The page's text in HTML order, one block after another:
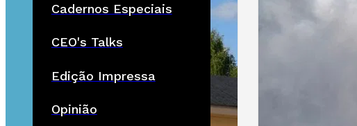
Cadernos Especiais
CEO's Talks
Edição Impressa
Opinião